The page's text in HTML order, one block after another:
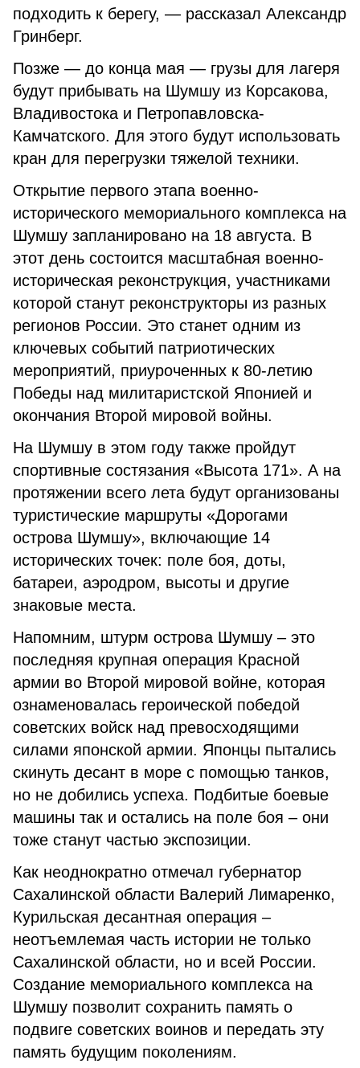
подходить к берегу, — рассказал Александр
Гринберг.
Позже — до конца мая — грузы для лагеря
будут прибывать на Шумшу из Корсакова,
Владивостока и Петропавловска-
Камчатского. Для этого будут использовать
кран для перегрузки тяжелой техники.
Открытие первого этапа военно-
исторического мемориального комплекса на
Шумшу запланировано на 18 августа. В
этот день состоится масштабная военно-
историческая реконструкция, участниками
которой станут реконструкторы из разных
регионов России. Это станет одним из
ключевых событий патриотических
мероприятий, приуроченных к 80-летию
Победы над милитаристской Японией и
окончания Второй мировой войны.
На Шумшу в этом году также пройдут
спортивные состязания «Высота 171». А на
протяжении всего лета будут организованы
туристические маршруты «Дорогами
острова Шумшу», включающие 14
исторических точек: поле боя, доты,
батареи, аэродром, высоты и другие
знаковые места.
Напомним, штурм острова Шумшу – это
последняя крупная операция Красной
армии во Второй мировой войне, которая
ознаменовалась героической победой
советских войск над превосходящими
силами японской армии. Японцы пытались
скинуть десант в море с помощью танков,
но не добились успеха. Подбитые боевые
машины так и остались на поле боя – они
тоже станут частью экспозиции.
Как неоднократно отмечал губернатор
Сахалинской области Валерий Лимаренко,
Курильская десантная операция –
неотъемлемая часть истории не только
Сахалинской области, но и всей России.
Создание мемориального комплекса на
Шумшу позволит сохранить память о
подвиге советских воинов и передать эту
память будущим поколениям.